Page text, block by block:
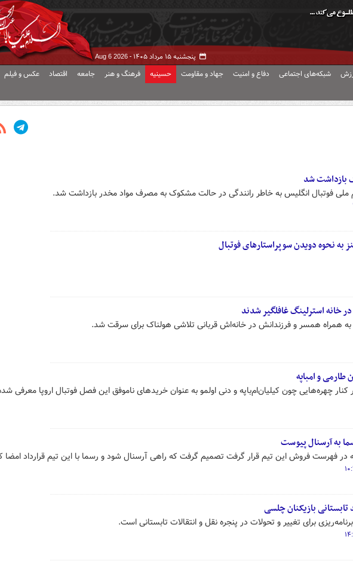
پنجشنبه ۱۵ مرداد ۱۴۰۵ - Aug 6 2026
شبکه‌های اجتماعی دفاع و امنیت جهاد و مقاومت حسینیه فرهنگ و هنر جامعه اقتصاد عکس و فیلم
بازداشت شد
ملی فوتبال انگلیس به خاطر رانندگی در حالت مشکوک به مصرف مواد مخدر بازداشت شد.
به نحوه دویدن سوپراستارهای فوتبال
در خانه استرلینگ غافلگیر شدند
به همراه همسر و فرزندانش در خانه‌اش قربانی تلاشی هولناک برای سرقت شد.
و امباپه
چهره‌هایی چون کیلیان‌ام‌باپه و دنی اولمو به عنوان خریدهای ناموفق این فصل فوتبال اروپا معرفی
به آرسنال پیوست
فهرست فروش این تیم قرار گرفت تصمیم گرفت که راهی آرسنال شود و رسما با این تیم قرارداد امضا
بازیکنان چلسی
برای تغییر و تحولات در پنجره نقل و انتقالات تابستانی است.